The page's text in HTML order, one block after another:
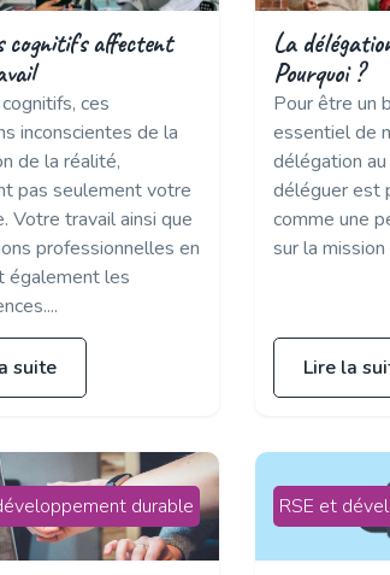
cognitifs affectent
ces
inconscientes de la
de la réalité,
pas seulement votre
Votre travail ainsi que
professionnelles en
également les
suite
La
Pourquoi ?
Pour être un
essentiel de
délégation
déléguer est
comme une
sur la mission
Lire la
durable RSE et